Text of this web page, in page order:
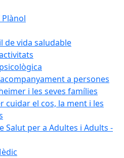
de vida saludable
a persones
i les seves famílies
cuidar el cos, la ment i les
Salut per a Adultes i Adults -